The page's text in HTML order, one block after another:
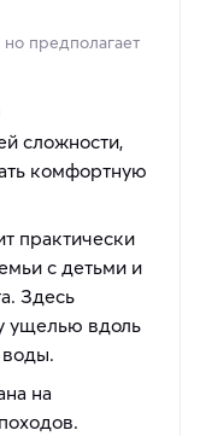
предполагает
сложности,
комфортную
практически
с детьми и
Здесь
ущелью вдоль
на